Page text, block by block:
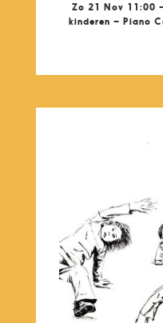
Zo 21 Nov 11:00
kinderen – Piano